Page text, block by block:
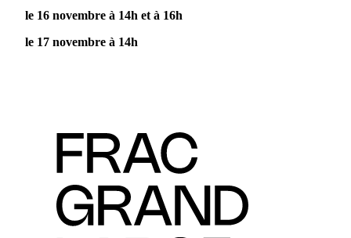
le 16 novembre à 14h et à 16h
le 17 novembre à 14h